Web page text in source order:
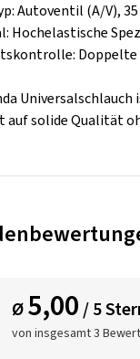
Autoventil (A/V),
Hochelastische
Doppelte
auf solide Qualität
Ø5,00/ 5
von insgesamt 3